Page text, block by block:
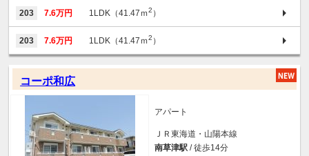
203 7.6万円 1LDK（41.47ｍ2 ）
203 7.6万円 1LDK（41.47ｍ2 ）
コーポ和広
アパート
ＪＲ東海道・山陽本線
南草津駅 / 徒歩14分